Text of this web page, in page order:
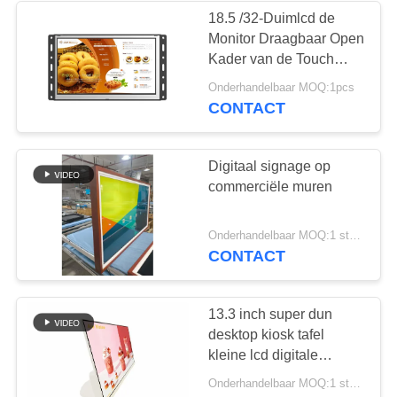
het transparante lcd
41
LCD Video Wall
16
18.5 /32-Duimlcd de
Monitor Draagbaar Open
Kader van de Touch
screenvertoning ultra
wijd
Onderhandelbaar MOQ:1pcs
CONTACT
Digitaal signage op
commerciële muren
Onderhandelbaar MOQ:1 stuks
CONTACT
13.3 inch super dun
desktop kiosk tafel
kleine lcd digitale
signage op tafel reclame
Onderhandelbaar MOQ:1 stuks